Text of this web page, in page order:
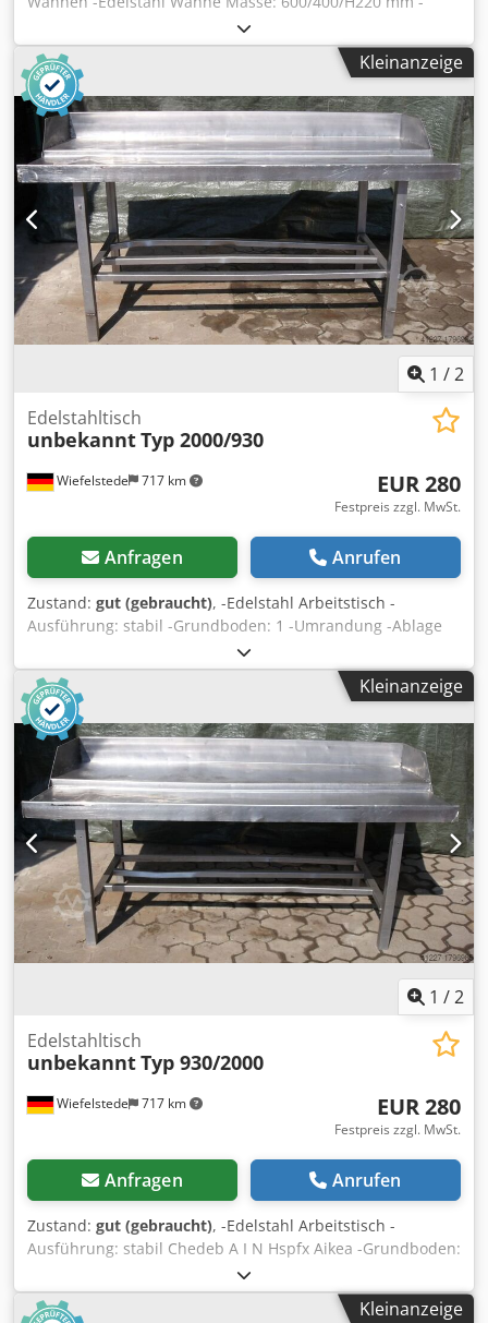
Ausführung: stabil Csdpfx Aiob Uhnkjkeha -Abmessungen:
540/725/H800 mm -Gewicht: 30 kg
Kleinanzeige
1 /2
Wiefelstede 717 km
Edelstahltisch
unbekanntTyp 2000/930
EUR 280
Festpreis zzgl. MwSt.
Anfragen Anrufen
Zustand: gut (gebraucht), -Edelstahl Arbeitstisch -
Ausführung: stabil -Grundboden: 1 -Umrandung -Ablage
Cedpfsb A I N Eex Aiksha -Abmessungen: 2000/930/H930
mm -Gewicht: 82 kg
Kleinanzeige
1 /2
Wiefelstede 717 km
Edelstahltisch
unbekanntTyp 930/2000
EUR 280
Festpreis zzgl. MwSt.
Anfragen Anrufen
Zustand: gut (gebraucht), -Edelstahl Arbeitstisch -
Ausführung: stabil Chedeb A I N Hspfx Aikea -Grundboden:
1 -Umrandung -Ablage -Abmessungen: 2000/930/H800 mm
-Gewicht: 82 kg
Kleinanzeige